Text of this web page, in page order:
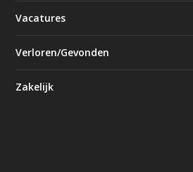
Vacatures
Verloren/Gevonden
Zakelijk